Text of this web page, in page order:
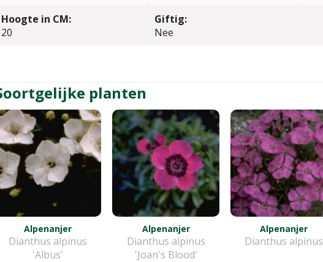
Hoogte in CM:
20
Giftig:
Nee
planten
Alpenanjer
Dianthus alpinus
'Albus'
Alpenanjer
Dianthus alpinus
'Joan's Blood'
Alpenanjer
Dianthus alpinus